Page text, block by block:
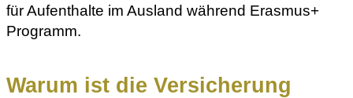
für Aufenthalte im Ausland während Erasmus+
Programm.
Warum ist die Versicherung